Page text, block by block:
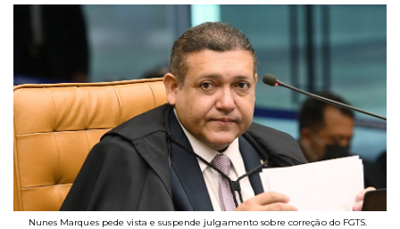
Nunes Marques pede vista e suspende julgamento sobre correção do FGTS.